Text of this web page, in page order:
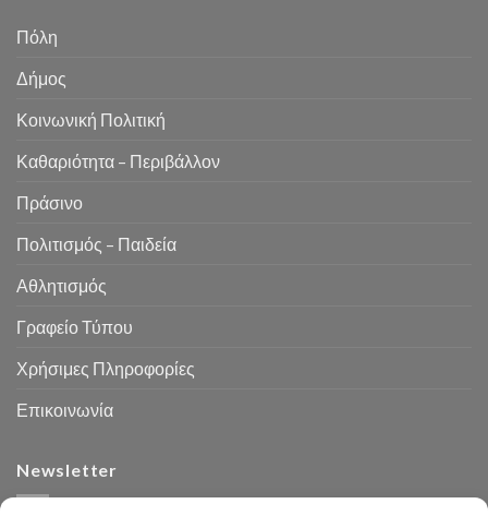
Πόλη
Δήμος
Κοινωνική Πολιτική
Καθαριότητα – Περιβάλλον
Πράσινο
Πολιτισμός – Παιδεία
Αθλητισμός
Γραφείο Τύπου
Χρήσιμες Πληροφορίες
Επικοινωνία
Newsletter